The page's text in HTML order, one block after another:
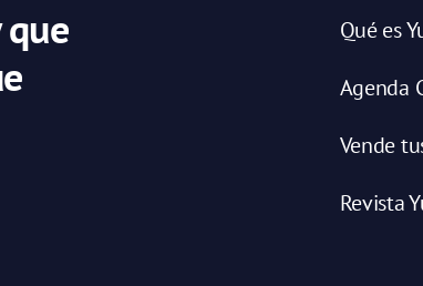
Qué es
Agenda
Vende
Revista